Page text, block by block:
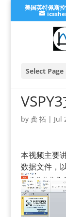
美国英特佩斯
Select Page
by 龚 拓 | Jul
本视频主要
数据文件，